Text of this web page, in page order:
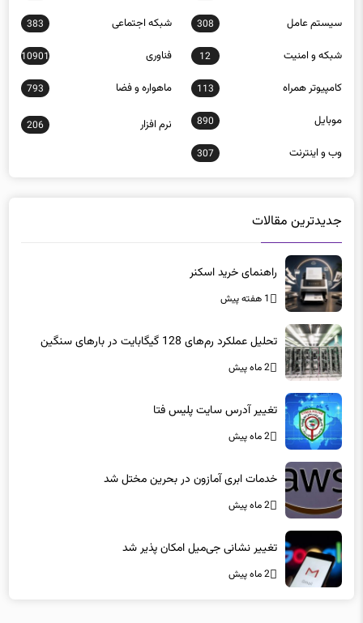
سيستم عامل 308 شبكه اجتماعی 383
شبكه و امنيت 12 فناوری 10901
كامپيوتر همراه 113 ماهواره و فضا 793
موبايل 890 نرم افزار 206
وب و اينترنت 307
جدیدترین مقالات
راهنمای خرید اسکنر
1 هفته پیش
تحلیل عملکرد رم‌های 128 گیگابایت در بارهای سنگین
2 ماه پیش
تغییر آدرس سایت پلیس فتا
2 ماه پیش
خدمات ابری آمازون در بحرین مختل شد
2 ماه پیش
تغییر نشانی جی‌میل امکان پذیر شد
2 ماه پیش